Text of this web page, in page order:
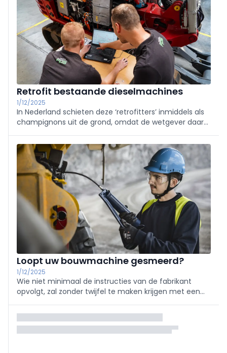
Retrofit bestaande dieselmachines
1/12/2025
In Nederland schieten deze ‘retrofitters’ inmiddels als
champignons uit de grond, omdat de wetgever daar
duidelijke doelen vooropstelt. Bouwbedrijven voelen de
urgentie: het komt eraan.
Loopt uw bouwmachine gesmeerd?
1/12/2025
Wie niet minimaal de instructies van de fabrikant
opvolgt, zal zonder twijfel te maken krijgen met een
kosten dan een wekelijks smeerregime.